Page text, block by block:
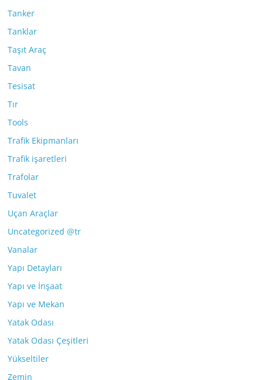
Tanker
Tanklar
Taşıt Araç
Tavan
Tesisat
Tır
Tools
Trafik Ekipmanları
Trafik işaretleri
Trafolar
Tuvalet
Uçan Araçlar
Uncategorized @tr
Vanalar
Yapı Detayları
Yapı ve İnşaat
Yapı ve Mekan
Yatak Odası
Yatak Odası Çeşitleri
Yükseltiler
Zemin